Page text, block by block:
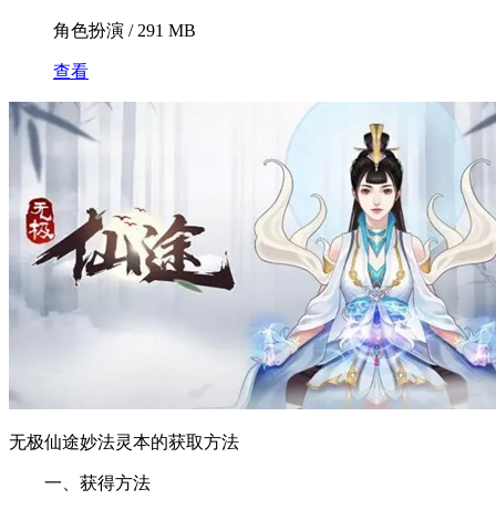
角色扮演 / 291 MB
查看
无极仙途妙法灵本的获取方法
一、获得方法